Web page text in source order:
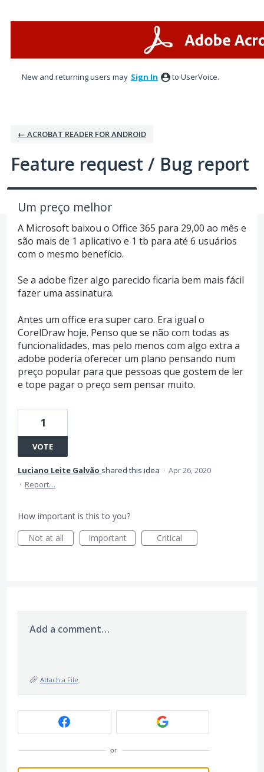
New and returning users may Sign In to UserVoice.
← ACROBAT READER FOR ANDROID
Feature request / Bug report
Um preço melhor
A Microsoft baixou o Office 365 para 29,00 ao mês e
são mais de 1 aplicativo e 1 tb para até 6 usuários
com o mesmo benefício.
Se a adobe fizer algo parecido ficaria bem mais fácil
fazer uma assinatura.
Antes um office era super caro. Era igual o
CorelDraw hoje. Penso que se não com todas as
funcionalidades, mas pelo menos com algo extra a
adobe poderia oferecer um plano pensando num
preço popular para que pessoas que gostem de ler
e tope pagar o preço sem pensar muito.
1
VOTE
Luciano Leite Galvão shared this idea · Apr 26, 2020
· Report…
How important is this to you?
Not at all
Important Critical
Add a comment…
Attach a File
or